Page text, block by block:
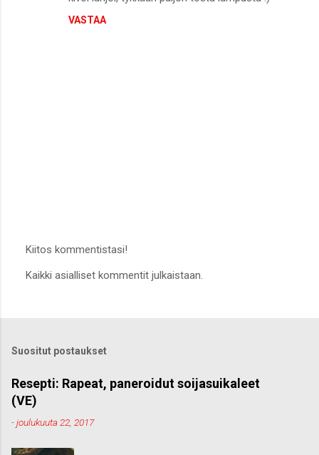
VASTAA
ä
o
m
e
n
t
Kiitos kommentistasi!
Kaikki asialliset kommentit julkaistaan.
Suositut postaukset
Resepti: Rapeat, paneroidut soijasuikaleet
(VE)
-joulukuuta 22, 2017